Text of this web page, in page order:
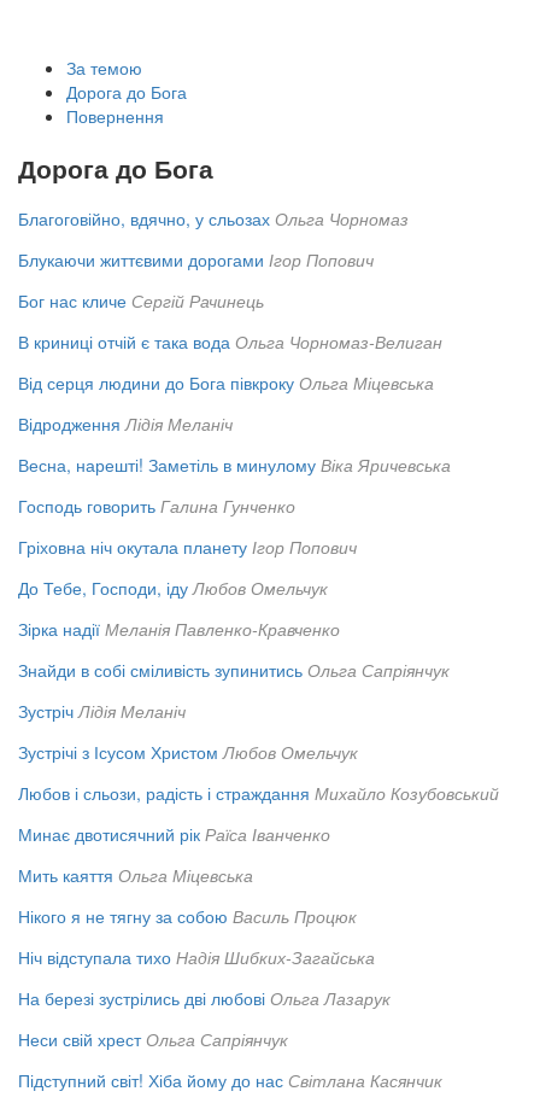
За темою
Дорога до Бога
Повернення
Дорога до Бога
Благоговійно, вдячно, у сльозах Ольга Чорномаз
Блукаючи життєвими дорогами Ігор Попович
Бог нас кличе Сергій Рачинець
В криниці отчій є така вода Ольга Чорномаз-Велиган
Від серця людини до Бога півкроку Ольга Міцевська
Відродження Лідія Меланіч
Весна, нарешті! Заметіль в минулому Віка Яричевська
Господь говорить Галина Гунченко
Гріховна ніч окутала планету Ігор Попович
До Тебе, Господи, іду Любов Омельчук
Зірка надії Меланія Павленко-Кравченко
Знайди в собі сміливість зупинитись Ольга Сапріянчук
Зустріч Лідія Меланіч
Зустрічі з Ісусом Христом Любов Омельчук
Любов і сльози, радість і страждання Михайло Козубовський
Минає двотисячний рік Раїса Іванченко
Мить каяття Ольга Міцевська
Нікого я не тягну за собою Василь Процюк
Ніч відступала тихо Надія Шибких-Загайська
На березі зустрілись дві любові Ольга Лазарук
Неси свій хрест Ольга Сапріянчук
Підступний світ! Хіба йому до нас Світлана Касянчик